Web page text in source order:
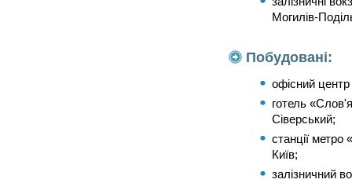
Могилів-
Побудовані:
офісний
готель
Сіверський;
станції метро
Київ;
залізничний